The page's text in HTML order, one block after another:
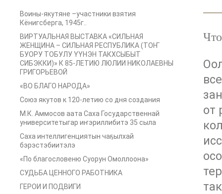
Воины-якутяне –участники взятия
Кёнигсберга, 1945г..
ВИРТУАЛЬНАЯ ВЫСТАВКА «СИЛЬНАЯ
ЖЕНЩИНА – СИЛЬНАЯ РЕСПУБЛИКА (ТОҤ
БУОРУ ТОБУЛУ ҮҮНЭН ТАКХСЫБЫТ
СИБЭККИ)» К 85-ЛЕТИЮ ЛЮЛИИ НИКОЛАЕВНЫ
ГРИГОРЬЕВОЙ
«ВО БЛАГО НАРОДА»
Союз якутов к 120-летию со дня создания
М.К. Аммосов аата Саха Государственнай
университетыгар иҥэриллибитэ 35 сыла
Саха интеллигенциятын чаҕылхай
бэрэстэбиитэлэ
«По благословеню Суорун Омоллоона»
СУДЬБА ЦЕННОГО РАБОТНИКА
ГЕРОИ И ПОДВИГИ
от